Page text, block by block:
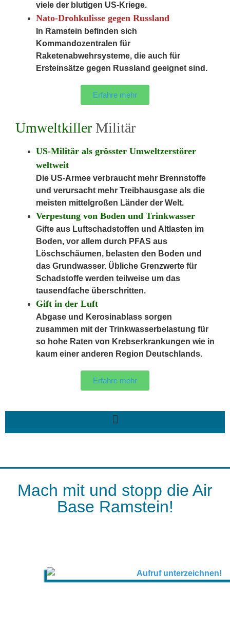
viele der blutigen US-Kriege.
Nato-Drohkulisse gegen Russland
In Ramstein befinden sich
Kommandozentralen für
Raketenabwehrsysteme, die auch für
Ersteinsätze gegen Russland geeignet sind.
Erfahre mehr
Umweltkiller Militär
US-Militär als grösster Umweltzerstörer
weltweit
Die US-Armee verbraucht mehr Brennstoffe
und verursacht mehr Treibhausgase als die
meisten mittelgroßen Länder der Welt.
Verpestung von Boden und Trinkwasser
Gifte aus Luftschadstoffen und Altlasten im
Boden, vor allem durch PFAS aus
Löschschäumen, belasten den Boden und
das Grundwasser. Übliche Grenzwerte für
Schadstoffe werden teilweise um das
tausendfache überschritten.
Gift in der Luft
Abgase und Kerosinablass sorgen
zusammen mit der Trinkwasserbelastung für
so hohe Raten von Krebserkrankungen wie in
kaum einer anderen Region Deutschlands.
Erfahre mehr
Mach mit und stopp die Air
Base Ramstein!